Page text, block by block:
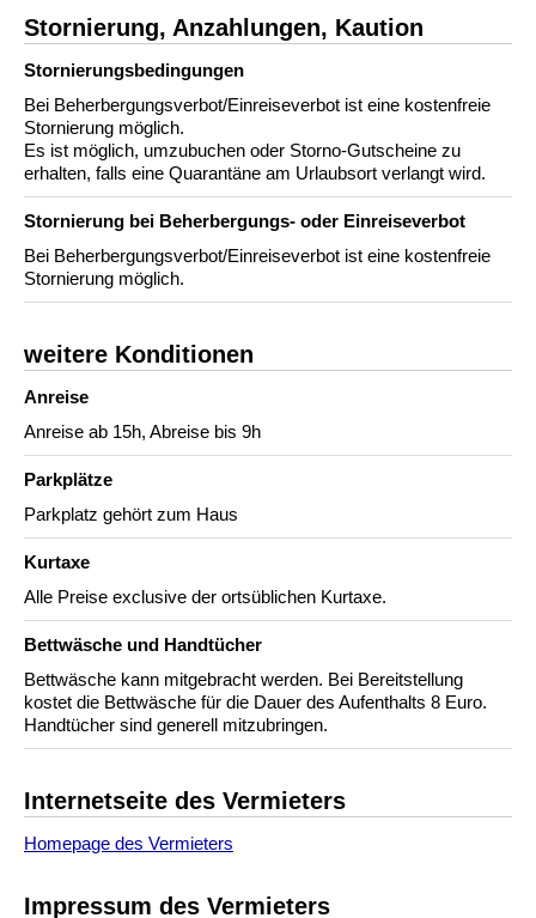
Stornierung, Anzahlungen, Kaution
Stornierungs­bedingungen
Bei Beherbergungsverbot/Einreiseverbot ist eine kostenfreie
Stornierung möglich.
Es ist möglich, umzubuchen oder Storno-Gutscheine zu
erhalten, falls eine Quarantäne am Urlaubsort verlangt wird.
Stornierung bei Beherbergungs- oder Einreiseverbot
Bei Beherbergungsverbot/Einreiseverbot ist eine kostenfreie
Stornierung möglich.
weitere Konditionen
Anreise
Anreise ab 15h, Abreise bis 9h
Parkplätze
Parkplatz gehört zum Haus
Kurtaxe
Alle Preise exclusive der ortsüblichen Kurtaxe.
Bettwäsche und Handtücher
Bettwäsche kann mitgebracht werden. Bei Bereitstellung
kostet die Bettwäsche für die Dauer des Aufenthalts 8 Euro.
Handtücher sind generell mitzubringen.
Internetseite des Vermieters
Homepage des Vermieters
Impressum des Vermieters